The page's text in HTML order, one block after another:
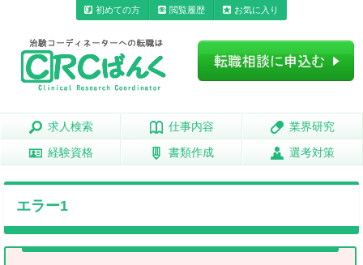
初めての方 閲覧履歴 お気に入り
求人検索
求人検索 仕事内容
仕事内容 業界研究
業界研究
経験資格
経験資格 書類作成
書類作成 選考対策
選考対策
エラー1